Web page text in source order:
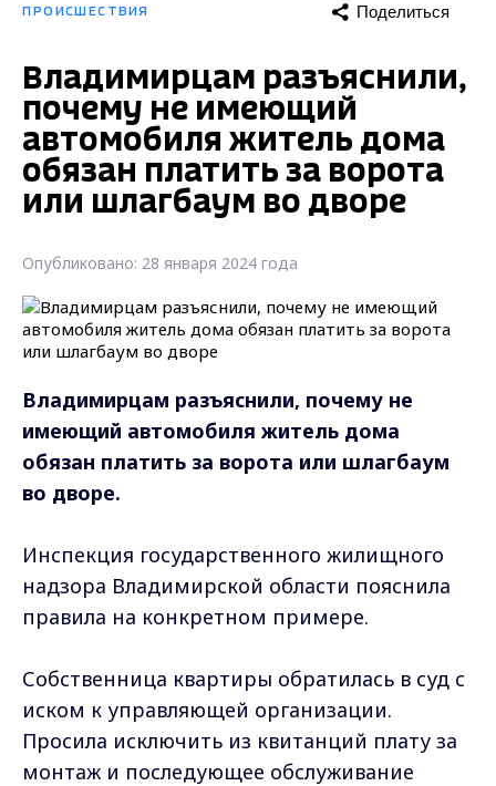
ПРОИСШЕСТВИЯ Поделиться
Владимирцам разъяснили,
почему не имеющий
автомобиля житель дома
обязан платить за ворота
или шлагбаум во дворе
Опубликовано: 28 января 2024 года
Владимирцам разъяснили, почему не
имеющий автомобиля житель дома
обязан платить за ворота или шлагбаум
во дворе.
Инспекция государственного жилищного
надзора Владимирской области пояснила
правила на конкретном примере.
Собственница квартиры обратилась в суд с
иском к управляющей организации.
Просила исключить из квитанций плату за
монтаж и последующее обслуживание